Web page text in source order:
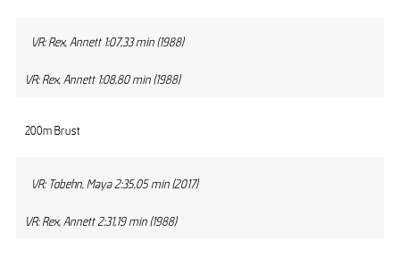
VR: Rex, Annett 1:07,33 min (1988)
VR: Rex, Annett 1:08,80 min (1988)
200m Brust
VR: Tobehn, Maya 2:35,05 min (2017)
VR: Rex, Annett 2:31,19 min (1988)